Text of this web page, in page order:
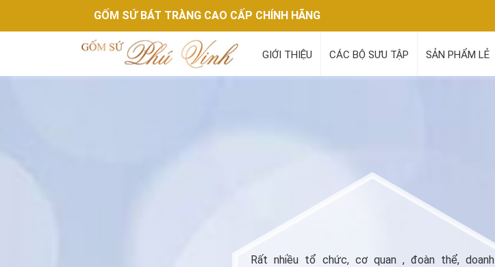
GỐM SỨ BÁT TRÀNG CAO CẤP CHÍNH HÃNG
GIỚI THIỆU CÁC BỘ SƯU TẬP SẢN PHẨM LẺ
Rất nhiều tổ chức, cơ quan , đoàn thể, doanh